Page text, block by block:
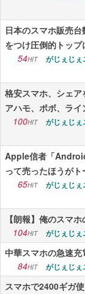
日本のスマホ販売
をつけ圧倒的トップ
54HIT がじぇじぇ
格安スマホ、シェア
アハモ、ポボ、ライ
100HIT がじぇじぇ
Apple信者「
って売ったほうがト
65HIT がじぇじぇ
【朗報】俺のスマ
104HIT がじぇじぇ
中華スマホの急速
84HIT がじぇじぇ
スマホで2400ギガ